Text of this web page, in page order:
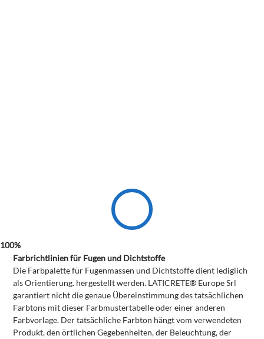
Farbrichtlinien für Fugen und Dichtstoffe
Die Farbpalette für Fugenmassen und Dichtstoffe dient lediglich
als Orientierung. hergestellt werden. LATICRETE® Europe Srl
garantiert nicht die genaue Übereinstimmung des tatsächlichen
Farbtons mit dieser Farbmustertabelle oder einer anderen
Farbvorlage. Der tatsächliche Farbton hängt vom verwendeten
Produkt, den örtlichen Gegebenheiten, der Beleuchtung, der